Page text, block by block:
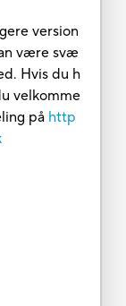
version
være svæ
Hvis du h
velkomme
på http